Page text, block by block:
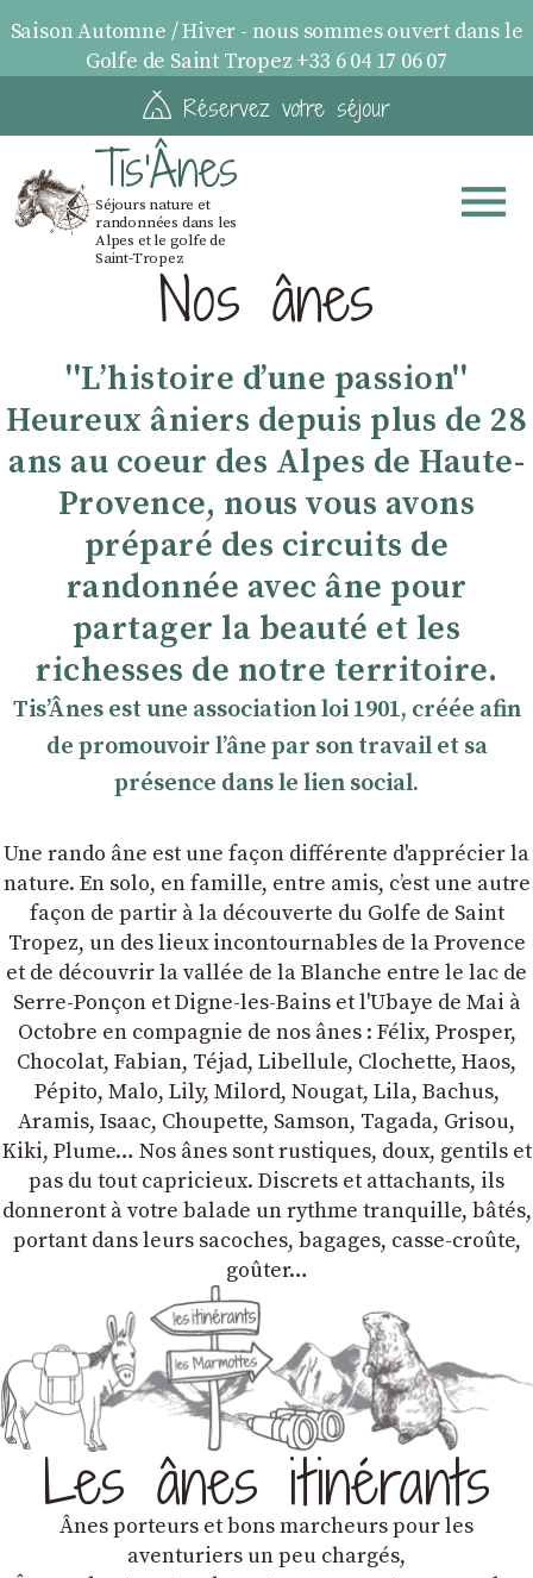
Saison Automne / Hiver - nous sommes ouvert dans le
Golfe de Saint Tropez +33 6 04 17 06 07
Réservez votre séjour
Tis'Ânes
Séjours nature et
randonnées dans les
Alpes et le golfe de
Saint-TropezNos ânes
''Lʼhistoire dʼune passion''
Heureux âniers depuis plus de 28
ans au coeur des Alpes de Haute-
Provence, nous vous avons
préparé des circuits de
randonnée avec âne pour
partager la beauté et les
richesses de notre territoire.
TisʼÂnes est une association loi 1901, créée afin
de promouvoir lʼâne par son travail et sa
présence dans le lien social.
Une rando âne est une façon différente d'apprécier la
nature. En solo, en famille, entre amis, cʼest une autre
façon de partir à la découverte du Golfe de Saint
Tropez, un des lieux incontournables de la Provence
et de découvrir la vallée de la Blanche entre le lac de
Serre-Ponçon et Digne-les-Bains et l'Ubaye de Mai à
Octobre en compagnie de nos ânes : Félix, Prosper,
Chocolat, Fabian, Téjad, Libellule, Clochette, Haos,
Pépito, Malo, Lily, Milord, Nougat, Lila, Bachus,
Aramis, Isaac, Choupette, Samson, Tagada, Grisou,
Kiki, Plume… Nos ânes sont rustiques, doux, gentils et
pas du tout capricieux. Discrets et attachants, ils
donneront à votre balade un rythme tranquille, bâtés,
portant dans leurs sacoches, bagages, casse-croûte,
goûter…
Les ânes itinérants
Ânes porteurs et bons marcheurs pour les
aventuriers un peu chargés,